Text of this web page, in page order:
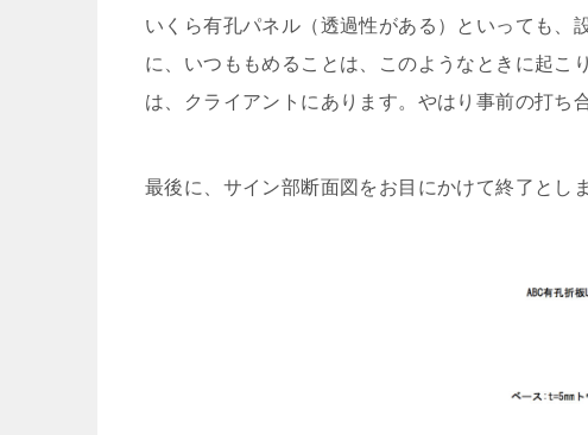
いくら有孔パネル（透過性がある）といっても、
に、いつももめることは、このようなときに起こ
は、クライアントにあります。やはり事前の打ち
最後に、サイン部断面図をお目にかけて終了としま